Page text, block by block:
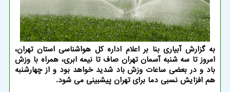
به گزارش آبیاری بنا بر اعلام اداره کل هواشناسی استان تهران،
امروز تا سه شنبه آسمان تهران صاف تا نیمه ابری، همراه با وزش
باد و در بعضی ساعات وزش باد شدید خواهد بود و از چهارشنبه
هم افزایش نسبی دما برای تهران پیشبینی می شود.